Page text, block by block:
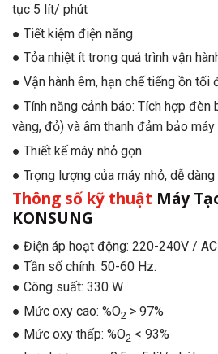
tục 5 lít/ phút
● Tiết kiệm điện năng
● Tỏa nhiệt ít trong quá trình vận
● Vận hành êm, hạn chế tiếng ồn tối
● Tính năng cảnh báo: Tích hợp đèn
vàng, đỏ) và âm thanh đảm bảo
● Thiết kế máy nhỏ gọn
● Trọng lượng của máy nhỏ, dễ
Thông số kỹ thuật Máy
KONSUNG
● Điện áp hoạt động: 220-240V / AC
● Tần số chính: 50-60 Hz.
● Công suất: 330 W
● Mức oxy cao: %O2 > 97%
● Mức oxy thấp: %O2 < 93%